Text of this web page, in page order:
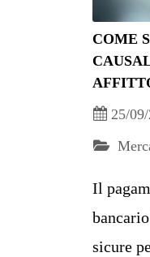
COME
25/
Il
sicure